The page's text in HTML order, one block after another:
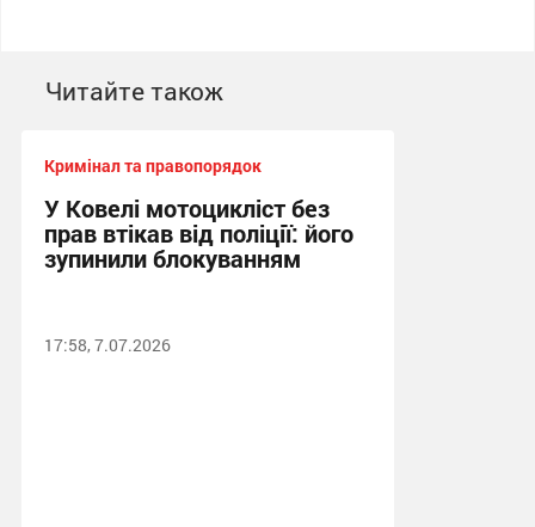
Читайте також
Кримінал та правопорядок
У Ковелі мотоцикліст без
прав втікав від поліції: його
зупинили блокуванням
17:58, 7.07.2026